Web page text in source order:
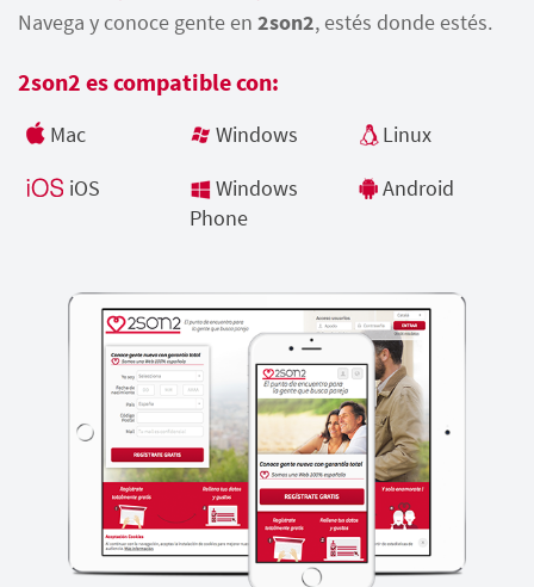
Navega y conoce gente en 2son2, estés donde estés.
2son2 es compatible con:
Mac Windows
Linux
iOS
Windows
Phone
Android